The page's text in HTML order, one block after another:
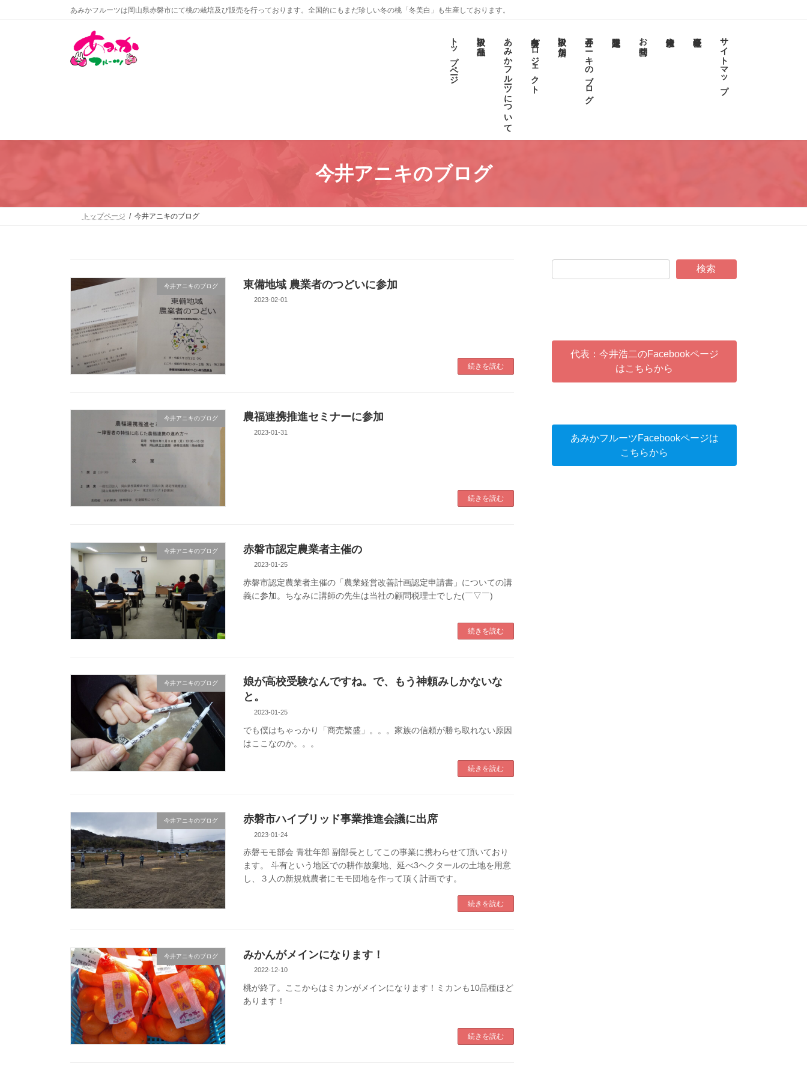
あみかフルーツは岡山県赤磐市にて桃の栽培及び販売を行っております。全国的にもまだ珍しい冬の桃「冬美白」も生産しております。
トップページ 取扱い品種 あみかフルーツについて 冬美白プロジェクト 取扱い店舗 今井アニキのブログ お問合せ サイトマップ
今井アニキのブログ
トップページ 今井アニキのブログ
今井アニキのブログ 東備地域 農業者のつどいに参加
2023-02-01
続きを読む
今井アニキのブログ 農福連携推進セミナーに参加
2023-01-31
続きを読む
今井アニキのブログ 赤磐市認定農業者主催の
2023-01-25
赤磐市認定農業者主催の「農業経営改善計画認定申請書」についての講
義に参加。ちなみに講師の先生は当社の顧問税理士でした(￣▽￣)
続きを読む
今井アニキのブログ
娘が高校受験なんですね。で、もう神頼みしかないな
と。
2023-01-25
でも僕はちゃっかり「商売繁盛」。。。家族の信頼が勝ち取れない原因
はここなのか。。。
続きを読む
今井アニキのブログ 赤磐市ハイブリッド事業推進会議に出席
2023-01-24
赤磐モモ部会 青壮年部 副部長としてこの事業に携わらせて頂いており
ます。 斗有という地区での耕作放棄地、延べ3ヘクタールの土地を用意
し、３人の新規就農者にモモ団地を作って頂く計画です。
続きを読む
今井アニキのブログ みかんがメインになります！
2022-12-10
桃が終了。ここからはミカンがメインになります！ミカンも10品種ほど
あります！
続きを読む
検索
代表：今井浩二のFacebookページ
はこちらから
あみかフルーツFacebookページは
こちらから